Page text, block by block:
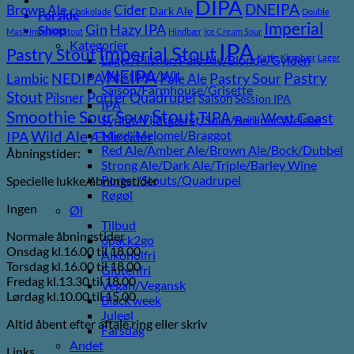
Forside
Shop
Kategorier
Lager/Pilsner/Pale Ale/Blonde/Gylden
Weissbier/Wit
Saison/Farmhouse/Grisette
IPA
Syrligt/Vildtgæret/Sour/Berliner Weisse
Mjød/Melomel/Braggot
Red Ale/Amber Ale/Brown Ale/Bock/Dubbel
Strong Ale/Dark Ale/Triple/Barley Wine
Porter/Stouts/Quadrupel
Røgøl
Øl
Tilbud
6pack2go
Alkoholfri
Glutenfri
Vegan/Vegansk
Black week
Juleøl
Farsdag
Andet
Brown Ale Chokolade Cider Dark Ale DIPA DNEIPA Double
Mash Imperial Stout Gin Hazy IPA Hindbær Ice Cream Sour Imperial
Pastry StoutImperial StoutIPA Kaffe Kirsebær Lager
Lambic NEDIPANEIPAPale Ale Pastry Sour Pastry
Stout Pilsner PorterQuadrupelSaisonSession IPA
Smoothie SourSourStoutTIPA Vanilje West Coast
IPAWild Ale Æble cider
Åbningstider:
Specielle lukke/åbningstider
Ingen
Normale åbningstider
Onsdag kl.16.00 til 18.00
Torsdag kl.16.00 til 18.00
Fredag kl.13.30 til 18.00
Lørdag kl.10.00 til 15.00
Altid åbent efter aftale ring eller skriv